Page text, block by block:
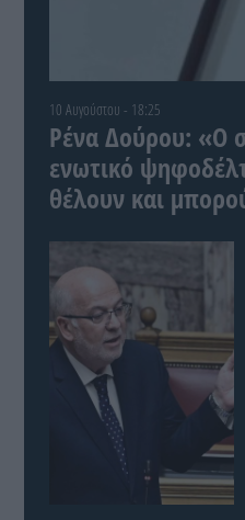
10 Αυγούστου - 18:25
Ρένα Δούρου: «Ο
ενωτικό
θέλουν και